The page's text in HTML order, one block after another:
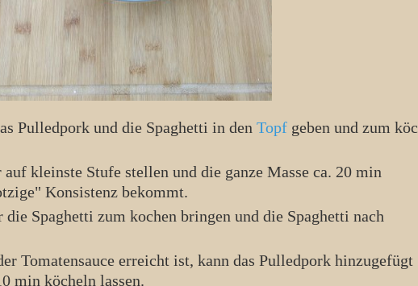
Pulledpork und die Spaghetti in den Topf geben und zum
Konsistenz bekommt.
min köcheln lassen.